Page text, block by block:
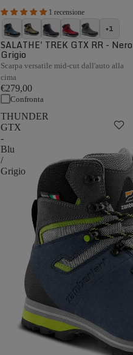
1 recensione
+1
SALATHE' TREK GTX RR - Nero
Grigio
Scarpa versatile mid-cut dall'auto alla
cima
€279,00
Confronta
THUNDER
GTX
-
Blu
/
Grigio